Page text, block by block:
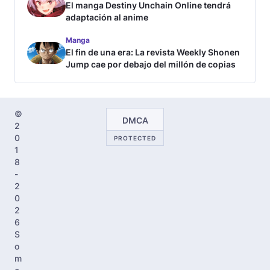
El manga Destiny Unchain Online tendrá
adaptación al anime
Manga
El fin de una era: La revista Weekly Shonen
Jump cae por debajo del millón de copias
©
2
0
1
8
-
2
0
2
6
S
o
m
DMCA
PROTECTED